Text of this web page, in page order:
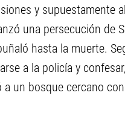
y supuestamente
una persecución de
hasta la muerte.
a la policía y
un bosque cercano